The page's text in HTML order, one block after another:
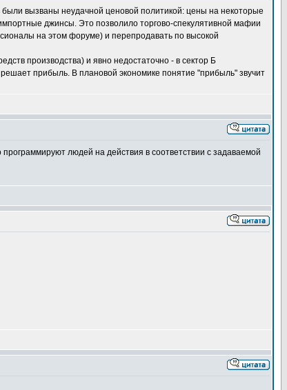
вызваны неудачной ценовой политикой: цены на некоторые
джинсы. Это позволило торгово-спекулятивной мафии
на этом форуме) и перепродавать по высокой
производства) и явно недостаточно - в сектор Б
прибыль. В плановой экономике понятие "прибыль" звучит
людей на действия в соответствии с задаваемой